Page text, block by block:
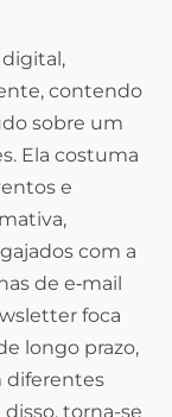
contendo
sobre um
Ela costuma
e
com a
de e‑mail
foca
longo prazo,
diferentes
torna-se